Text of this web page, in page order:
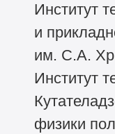
Институт
и
им. С.А.
Институт
физики